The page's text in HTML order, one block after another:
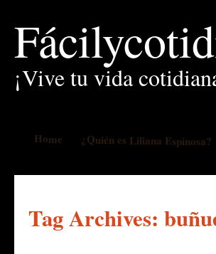
¡Vive tu vida
Home ¿Quién es Liliana Espinosa?
Tag Archives: